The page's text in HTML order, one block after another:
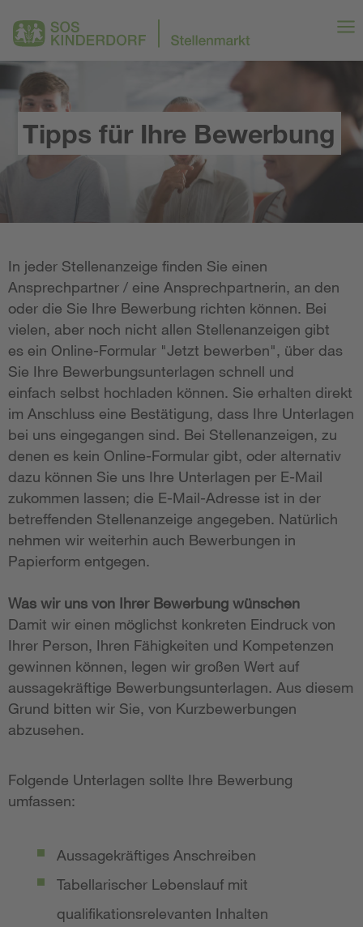
Tipps für Ihre Bewerbung
In jeder Stellenanzeige finden Sie einen
Ansprechpartner / eine Ansprechpartnerin, an den
oder die Sie Ihre Bewerbung richten können. Bei
vielen, aber noch nicht allen Stellenanzeigen gibt
es ein Online-Formular "Jetzt bewerben", über das
Sie Ihre Bewerbungsunterlagen schnell und
einfach selbst hochladen können. Sie erhalten direkt
im Anschluss eine Bestätigung, dass Ihre Unterlagen
bei uns eingegangen sind. Bei Stellenanzeigen, zu
denen es kein Online-Formular gibt, oder alternativ
dazu können Sie uns Ihre Unterlagen per E-Mail
zukommen lassen; die E-Mail-Adresse ist in der
betreffenden Stellenanzeige angegeben. Natürlich
nehmen wir weiterhin auch Bewerbungen in
Papierform entgegen.
Was wir uns von Ihrer Bewerbung wünschen
Damit wir einen möglichst konkreten Eindruck von
Ihrer Person, Ihren Fähigkeiten und Kompetenzen
gewinnen können, legen wir großen Wert auf
aussagekräftige Bewerbungsunterlagen. Aus diesem
Grund bitten wir Sie, von Kurzbewerbungen
abzusehen.
Folgende Unterlagen sollte Ihre Bewerbung
umfassen:
Aussagekräftiges Anschreiben
Tabellarischer Lebenslauf mit
qualifikationsrelevanten Inhalten